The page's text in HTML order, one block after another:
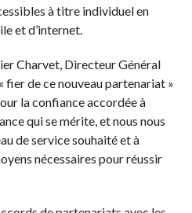
à titre individuel en
et d’internet.
Charvet, Directeur Général
fier de ce nouveau partenariat »
la confiance accordée à
qui se mérite, et nous nous
de service souhaité et à
nécessaires pour réussir